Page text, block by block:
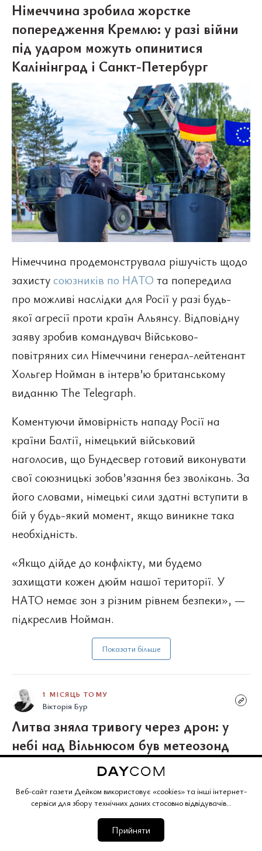
Веб-сайт газети Дейком використовує «cookies» та інші інтернет-
сервіси для збору технічних даних стосовно відвідувачів...
Прийняти
Німеччина зробила жорстке
попередження Кремлю: у разі війни
під ударом можуть опинитися
Калінінград і Санкт-Петербург
Німеччина продемонструвала рішучість щодо
захистусоюзників по НАТО та попередила
про можливі наслідки для Росії у разі будь-
якої агресії проти країн Альянсу. Відповідну
заяву зробив командувач Військово-
повітряних сил Німеччини генерал-лейтенант
Хольгер Нойман в інтерв’ю британському
виданню The Telegraph.
Коментуючи ймовірність нападу Росії на
країни Балтії, німецький військовий
наголосив, що Бундесвер готовий виконувати
свої союзницькі зобов’язання без зволікань. За
його словами, німецькі сили здатні вступити в
бій у будь-який момент, якщо виникне така
необхідність.
«Якщо дійде до конфлікту, ми будемо
захищати кожен дюйм нашої території. У
НАТО немає зон з різним рівнем безпеки», —
підкреслив Нойман.
Показати більше
1 МІСЯЦЬ ТОМУ
Вікторія Бур
Литва зняла тривогу через дрон: у
небі над Вільнюсом був метеозонд